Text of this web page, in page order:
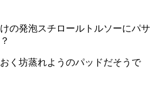
の発泡スチロールトルソーにパサ
く坊蒸れようのパッドだそうで